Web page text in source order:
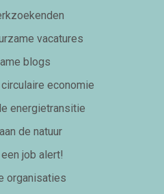
vacatures
blogs
economie
energietransitie
de natuur
job alert!
organisaties